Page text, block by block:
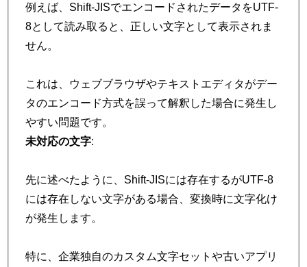
例えば、Shift-JISでエンコードされたデータをUTF-
8として読み取ると、正しい文字として表示されま
せん。
これは、ウェブブラウザやテキストエディタがデー
タのエンコード方式を誤って解釈した場合に発生し
やすい問題です。
未対応の文字:
先に述べたように、Shift-JISには存在するがUTF-8
には存在しない文字がある場合、変換時に文字化け
が発生します。
特に、企業独自のカスタム文字セットや古いアプリ